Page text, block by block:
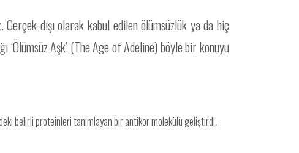
dışı olarak kabul edilen ölümsüzlük ya da hiç
Aşk’ (The Age of Adeline) böyle bir konuyu
belirli proteinleri tanımlayan bir antikor molekülü geliştirdi.